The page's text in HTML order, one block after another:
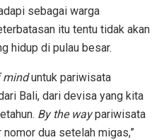
sebagai warga
itu tentu tidak akan
hidup di pulau besar.
minduntuk pariwisata
Bali, dari devisa yang kita
By the waypariwisata
dua setelah migas,”